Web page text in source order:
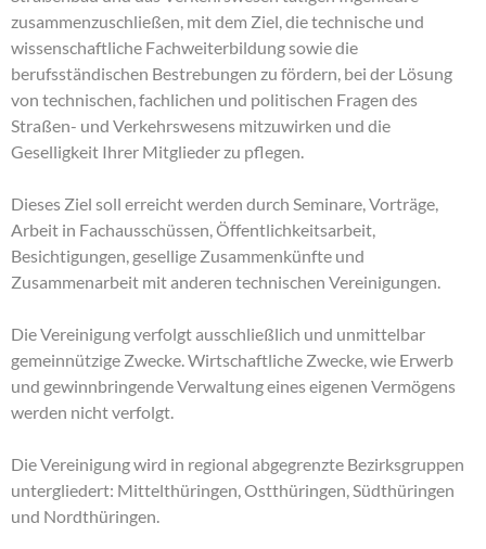
zusammenzuschließen, mit dem Ziel, die technische und
wissenschaftliche Fachweiterbildung sowie die
berufsständischen Bestrebungen zu fördern, bei der Lösung
von technischen, fachlichen und politischen Fragen des
Straßen- und Verkehrswesens mitzuwirken und die
Geselligkeit Ihrer Mitglieder zu pflegen.
Dieses Ziel soll erreicht werden durch Seminare, Vorträge,
Arbeit in Fachausschüssen, Öffentlichkeitsarbeit,
Besichtigungen, gesellige Zusammenkünfte und
Zusammenarbeit mit anderen technischen Vereinigungen.
Die Vereinigung verfolgt ausschließlich und unmittelbar
gemeinnützige Zwecke. Wirtschaftliche Zwecke, wie Erwerb
und gewinnbringende Verwaltung eines eigenen Vermögens
werden nicht verfolgt.
Die Vereinigung wird in regional abgegrenzte Bezirksgruppen
untergliedert: Mittelthüringen, Ostthüringen, Südthüringen
und Nordthüringen.